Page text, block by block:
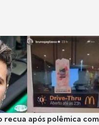
recua após polêmica com